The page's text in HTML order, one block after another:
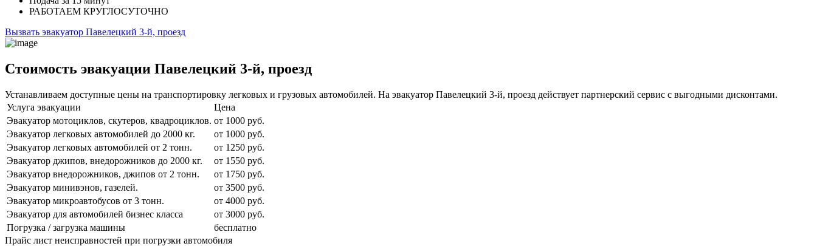
РАБОТАЕМ КРУГЛОСУТОЧНО
Вызвать эвакуатор Павелецкий 3-й, проезд
Стоимость эвакуации Павелецкий 3-й, проезд
Устанавливаем доступные цены на транспортировку легковых и грузовых автомобилей. На эвакуатор Павелецкий 3-й, проезд действует партнерский сервис с выгодными дисконтами.
Услуга эвакуации
Цена
Эвакуатор мотоциклов, скутеров, квадроциклов. от 1000 руб.
Эвакуатор легковых автомобилей до 2000 кг.
от 1000 руб.
Эвакуатор легковых автомобилей от 2 тонн.
от 1250 руб.
Эвакуатор джипов, внедорожников до 2000 кг.
от 1550 руб.
Эвакуатор внедорожников, джипов от 2 тонн.
от 1750 руб.
Эвакуатор минивэнов, газелей.
от 3500 руб.
Эвакуатор микроавтобусов от 3 тонн.
от 4000 руб.
Эвакуатор для автомобилей бизнес класса
от 3000 руб.
Погрузка / загрузка машины
бесплатно
Прайс лист неисправностей при погрузки автомобиля